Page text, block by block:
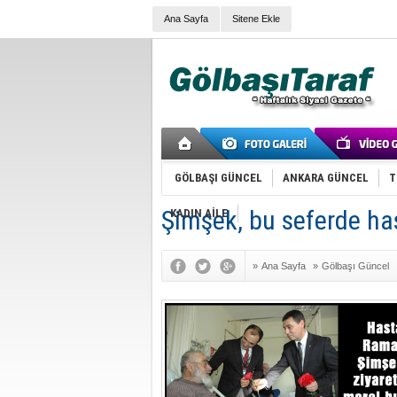
Ana Sayfa Sitene Ekle
GÖLBAŞI GÜNCEL ANKARA GÜNCEL
KADIN AİLE
Şimşek, bu seferde
» Ana Sayfa » Gölbaşı Güncel